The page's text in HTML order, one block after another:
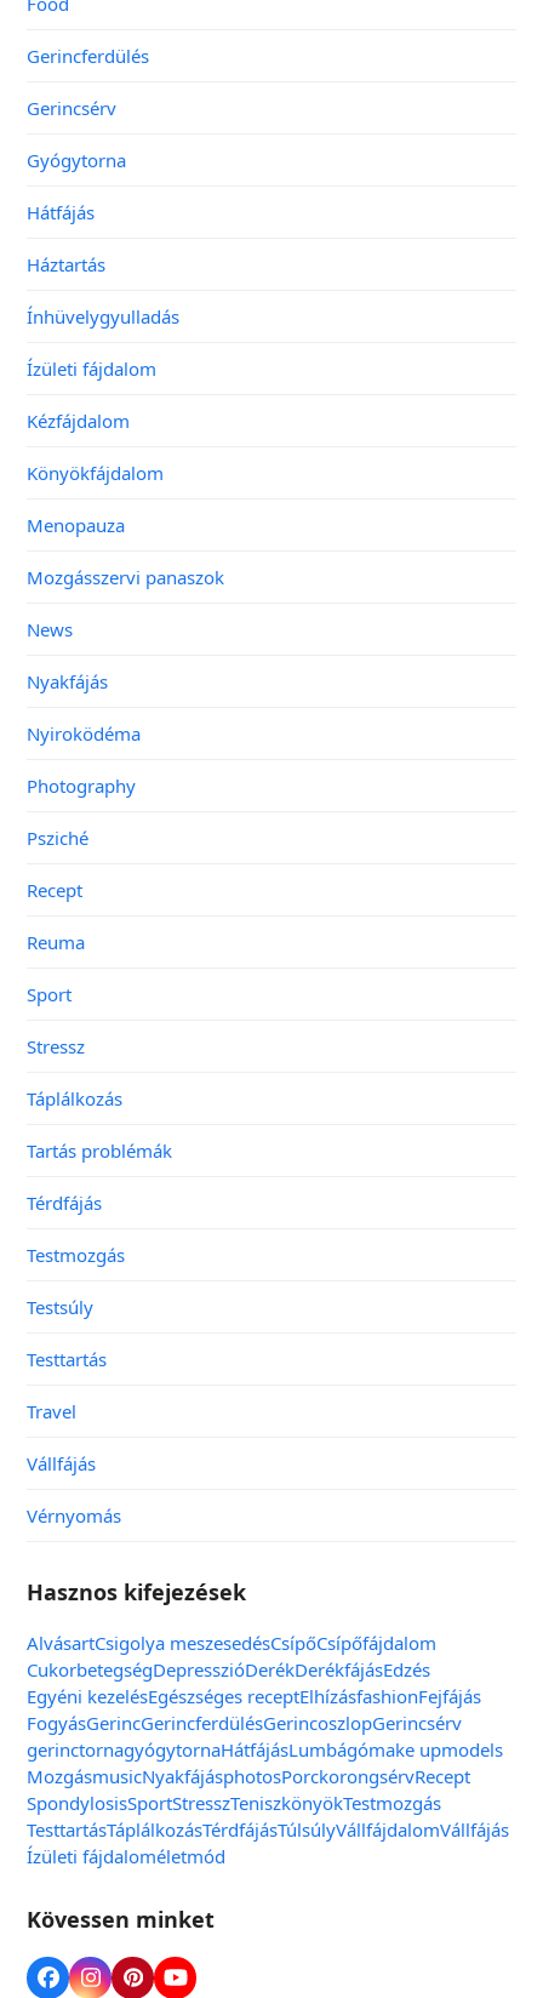
Gerincferdülés
Gerincsérv
Gyógytorna
Hátfájás
Háztartás
Ínhüvelygyulladás
Ízületi fájdalom
Kézfájdalom
Könyökfájdalom
Menopauza
Mozgásszervi panaszok
News
Nyakfájás
Nyiroködéma
Photography
Psziché
Recept
Reuma
Sport
Stressz
Táplálkozás
Tartás problémák
Térdfájás
Testmozgás
Testsúly
Testtartás
Travel
Vállfájás
Vérnyomás
Hasznos kifejezések
AlvásartCsigolya meszesedésCsípőCsípőfájdalom
CukorbetegségDepresszióDerékDerékfájásEdzés
Egyéni kezelésEgészséges receptElhízásfashionFejfájás
FogyásGerincGerincferdülésGerincoszlopGerincsérv
gerinctornagyógytornaHátfájásLumbágómake upmodels
MozgásmusicNyakfájásphotosPorckorongsérvRecept
SpondylosisSportStresszTeniszkönyökTestmozgás
TesttartásTáplálkozásTérdfájásTúlsúlyVállfájdalomVállfájás
Ízületi fájdaloméletmód
Kövessen minket